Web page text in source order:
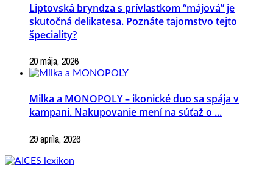
Liptovská bryndza s prívlastkom “májová” je
skutočná delikatesa. Poznáte tajomstvo tejto
špeciality?
20 mája, 2026
Milka a MONOPOLY – ikonické duo sa spája v
kampani. Nakupovanie mení na súťaž o ...
29 apríla, 2026